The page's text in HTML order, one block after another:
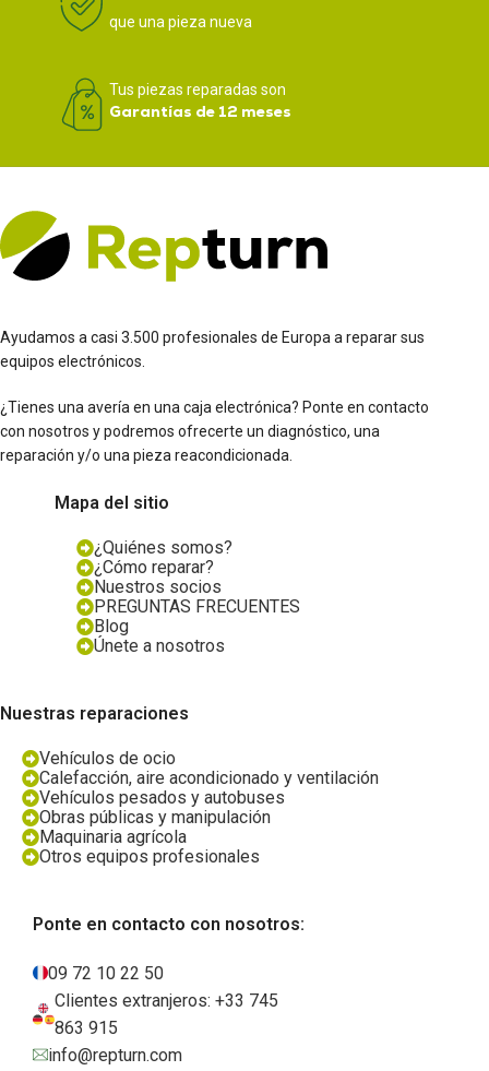
que una pieza nueva
Tus piezas reparadas son
Garantías de 12 meses
Ayudamos a casi 3.500 profesionales de Europa a reparar sus
equipos electrónicos.
¿Tienes una avería en una caja electrónica? Ponte en contacto
con nosotros y podremos ofrecerte un diagnóstico, una
reparación y/o una pieza reacondicionada.
Mapa del sitio
¿Quiénes somos?
¿Cómo reparar?
Nuestros socios
PREGUNTAS FRECUENTES
Blog
Únete a nosotros
Nuestras reparaciones
Vehículos de ocio
Calefacción, aire acondicionado y ventilación
Vehículos pesados y autobuses
Obras públicas y manipulación
Maquinaria agrícola
Otros equipos profesionales
Ponte en contacto con nosotros:
09 72 10 22 50
Clientes extranjeros: +33 745
863 915
info@repturn.com